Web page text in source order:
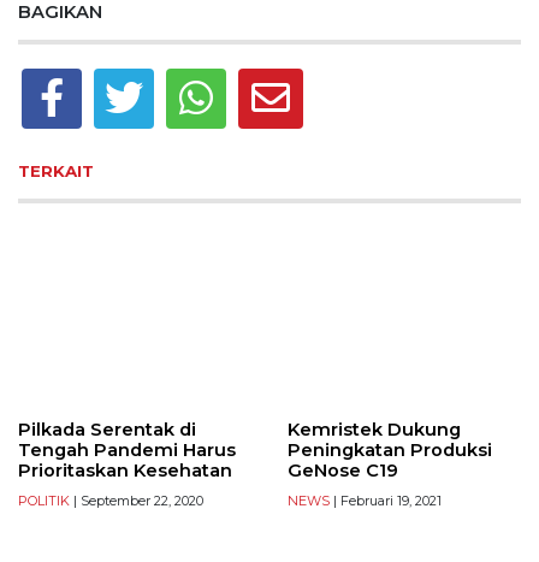
BAGIKAN
TERKAIT
Pilkada Serentak di
Tengah Pandemi Harus
Prioritaskan Kesehatan
POLITIK | September 22, 2020
Kemristek Dukung
Peningkatan Produksi
GeNose C19
NEWS | Februari 19, 2021